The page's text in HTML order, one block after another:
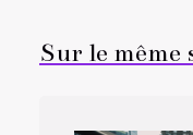
Sur le même